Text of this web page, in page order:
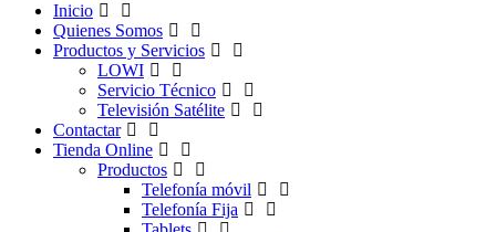
Inicio
Quienes Somos
Productos y Servicios
LOWI
Servicio Técnico
Televisión Satélite
Contactar
Tienda Online
Productos
Telefonía móvil
Telefonía Fija